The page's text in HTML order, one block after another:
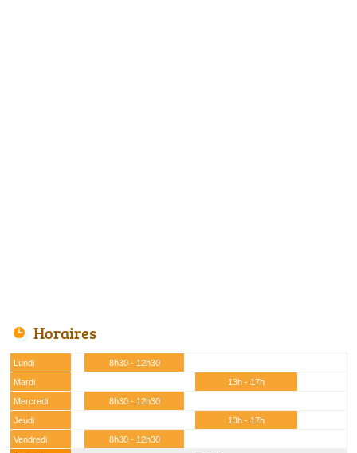
Horaires
Lundi
8h30 - 12h30
Mardi
13h - 17h
Mercredi
8h30 - 12h30
Jeudi
13h - 17h
Vendredi
8h30 - 12h30